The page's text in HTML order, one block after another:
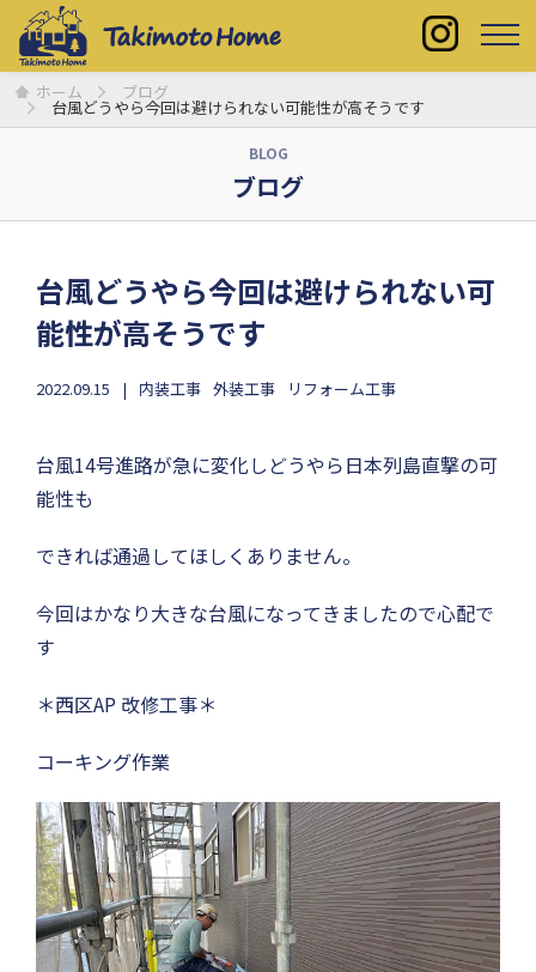
ホーム ブログ
台風どうやら今回は避けられない可能性が高そうです
BLOG
ブログ
台風どうやら今回は避けられない可
能性が高そうです
2022.09.15 内装工事 外装工事 リフォーム工事
台風14号進路が急に変化しどうやら日本列島直撃の可
能性も
できれば通過してほしくありません。
今回はかなり大きな台風になってきましたので心配で
す
＊西区AP 改修工事＊
コーキング作業